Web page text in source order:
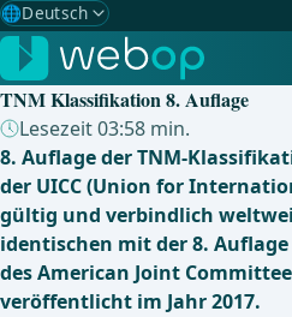
🌐Deutsch
Gewählte Sprache: Deutsch
🇩🇪 Deutsch ✓
🇬🇧English
🇪🇸Spanisch
🇧🇷Brasilianisch
TNM Klassifikation 8. Auflage
Lesezeit 03:58 min.
8. Auflage der TNM-
der UICC (Union for
gültig und verbindlich
identischen mit der 8.
des American Joint Committee
veröffentlicht im Jahr 2017.